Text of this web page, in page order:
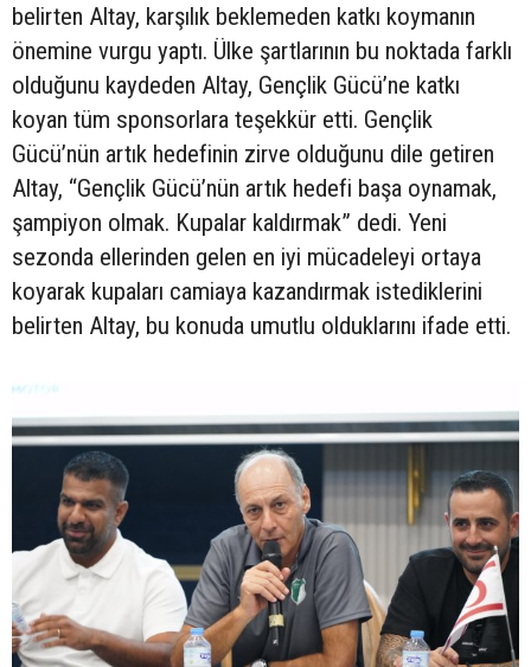
belirten Altay, karşılık beklemeden katkı koymanın
önemine vurgu yaptı. Ülke şartlarının bu noktada farklı
olduğunu kaydeden Altay, Gençlik Gücü’ne katkı
koyan tüm sponsorlara teşekkür etti. Gençlik
Gücü’nün artık hedefinin zirve olduğunu dile getiren
Altay, “Gençlik Gücü’nün artık hedefi başa oynamak,
şampiyon olmak. Kupalar kaldırmak” dedi. Yeni
sezonda ellerinden gelen en iyi mücadeleyi ortaya
koyarak kupaları camiaya kazandırmak istediklerini
belirten Altay, bu konuda umutlu olduklarını ifade etti.